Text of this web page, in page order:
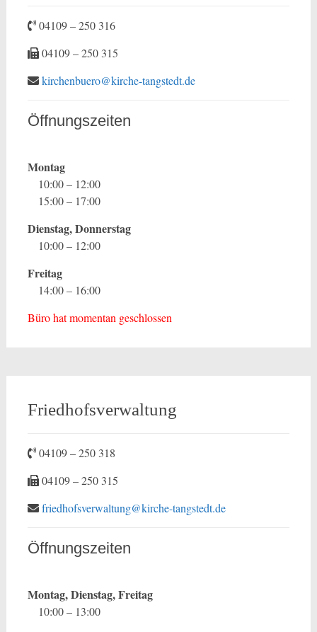
04109 – 250 316
04109 – 250 315
kirchenbuero@kirche-tangstedt.de
Öffnungszeiten
Montag
10:00 – 12:00
15:00 – 17:00
Dienstag, Donnerstag
10:00 – 12:00
Freitag
14:00 – 16:00
Büro hat momentan geschlossen
Friedhofsverwaltung
04109 – 250 318
04109 – 250 315
friedhofsverwaltung@kirche-tangstedt.de
Öffnungszeiten
Montag, Dienstag, Freitag
10:00 – 13:00